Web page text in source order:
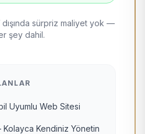
dışında sürpriz maliyet yok —
şey dahil.
Uyumlu Web Sitesi
Kendiniz Yönetin